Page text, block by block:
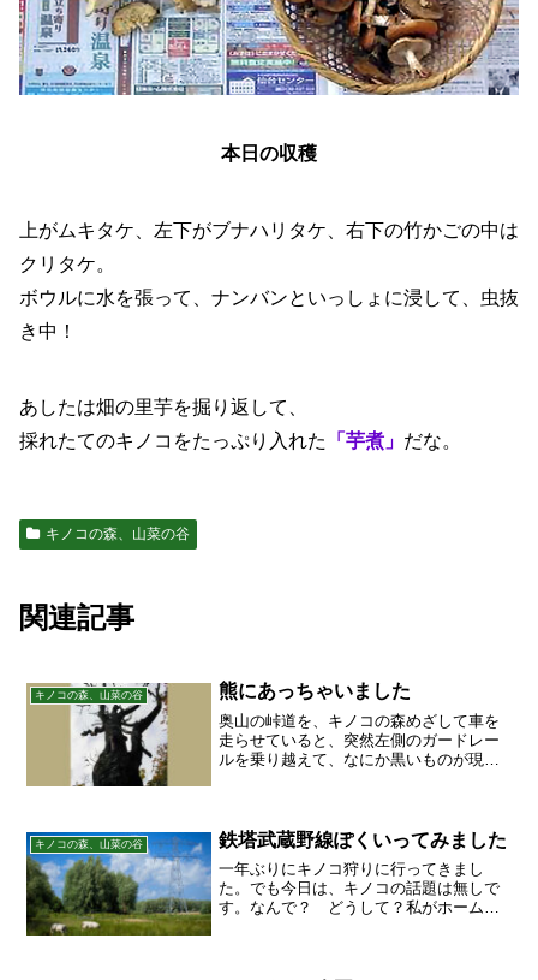
本日の収穫
上がムキタケ、左下がブナハリタケ、右下の竹かごの中は
クリタケ。
ボウルに水を張って、ナンバンといっしょに浸して、虫抜
き中！
あしたは畑の里芋を掘り返して、
採れたてのキノコをたっぷり入れた
「芋煮」 だな。
キノコの森、山菜の谷
関連記事
キノコの森、山菜の谷 熊にあっちゃいました
奥山の峠道を、キノコの森めざして車を
走らせていると、突然左側のガードレー
ルを乗り越えて、なにか黒いものが現れ
こちらを振り返り、ち...
キノコの森、山菜の谷 鉄塔武蔵野線ぽくいってみました
一年ぶりにキノコ狩りに行ってきまし
た。でも今日は、キノコの話題は無しで
す。なんで？ どうして？私がホームグ